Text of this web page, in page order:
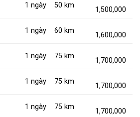
1 ngày 50 km
1,500,000
1 ngày 60 km
1,600,000
1 ngày 75 km
1,700,000
1 ngày 75 km
1,700,000
1 ngày 75 km
1,700,000